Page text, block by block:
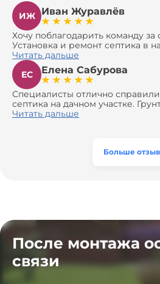
ИЖ Иван Журавлёв
Хочу поблагодарить команду за
Установка и ремонт септика в
оказались сложной задачей, но
все 100%. Всё сделали
Давали полезные
навязать ничего лишнего,
доставкой материалов, что
сэкономить. Выполнили
оборудования, заменили трубы,
эту компанию всем, кто ищет
Читать дальше
ЕС
Елена Сабурова
Специалисты отлично
септика на дачном участке.
сделали быстро и аккуратно.
Читать дальше
Больше
После монтажа
связи